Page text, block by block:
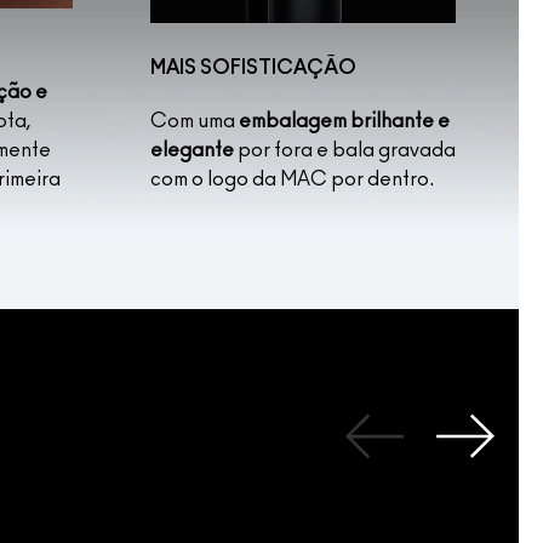
e
MAIS SOFISTICAÇÃO
Com uma embalagem brilhante e
elegantepor fora e bala gravada
com o logo da MAC por dentro.